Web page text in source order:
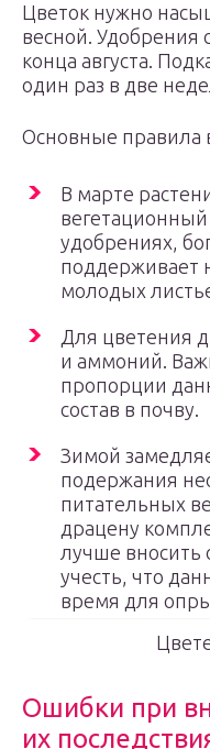
Цветок нужно
весной. Удобрения
конца августа.
один раз в две
Основные правила
В марте
удобрениях,
поддерживает
молодых
Для цветения
и аммоний.
пропорции
состав в почву.
Зимой
подержания
питательных
драцену
лучше вносить
учесть, что
время для
Ошибки при
их